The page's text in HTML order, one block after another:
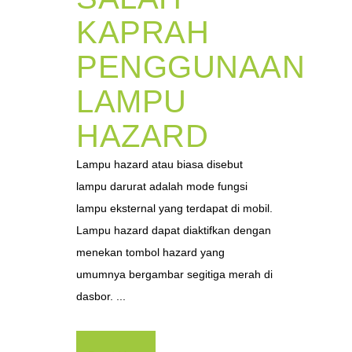
KAPRAH
PENGGUNAAN
LAMPU
HAZARD
Lampu hazard atau biasa disebut
lampu darurat adalah mode fungsi
lampu eksternal yang terdapat di mobil.
Lampu hazard dapat diaktifkan dengan
menekan tombol hazard yang
umumnya bergambar segitiga merah di
dasbor. ...